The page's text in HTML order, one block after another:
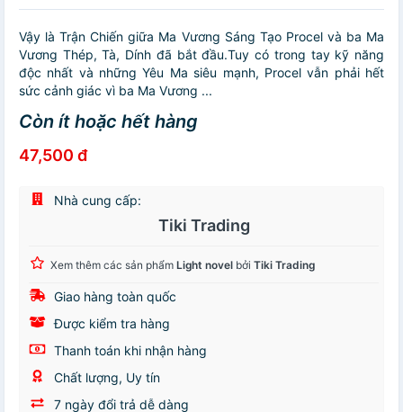
Vậy là Trận Chiến giữa Ma Vương Sáng Tạo Procel và ba Ma
Vương Thép, Tà, Dính đã bắt đầu.Tuy có trong tay kỹ năng
độc nhất và những Yêu Ma siêu mạnh, Procel vẫn phải hết
sức cảnh giác vì ba Ma Vương ...
Còn ít hoặc hết hàng
47,500 đ
Nhà cung cấp:
Tiki Trading
Xem thêm các sản phẩm Light novel bởi Tiki Trading
Giao hàng toàn quốc
Được kiểm tra hàng
Thanh toán khi nhận hàng
Chất lượng, Uy tín
7 ngày đổi trả dễ dàng